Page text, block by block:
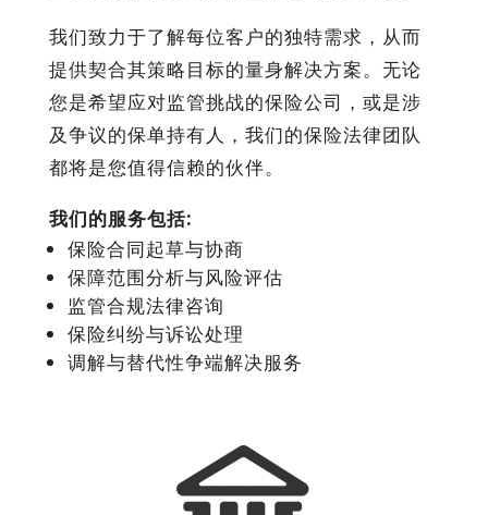
我们致力于了解每位客户的独特需求，从而
提供契合其策略目标的量身解决方案。无论
您是希望应对监管挑战的保险公司，或是涉
及争议的保单持有人，我们的保险法律团队
都将是您值得信赖的伙伴。
我们的服务包括:
保险合同起草与协商
保障范围分析与风险评估
监管合规法律咨询
保险纠纷与诉讼处理
调解与替代性争端解决服务